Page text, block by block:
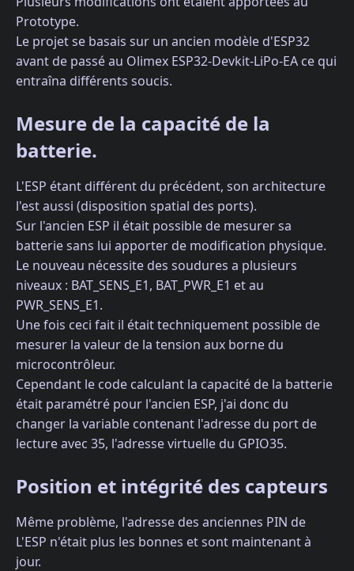
Prototype.
Le projet se basais sur un ancien modèle d'ESP32
avant de passé au Olimex ESP32-Devkit-LiPo-EA ce qui
entraîna différents soucis.
Mesure de la capacité de la
batterie.
L'ESP étant différent du précédent, son architecture
l'est aussi (disposition spatial des ports).
Sur l'ancien ESP il était possible de mesurer sa
batterie sans lui apporter de modification physique.
Le nouveau nécessite des soudures a plusieurs
niveaux : BAT_SENS_E1, BAT_PWR_E1 et au
PWR_SENS_E1.
Une fois ceci fait il était techniquement possible de
mesurer la valeur de la tension aux borne du
microcontrôleur.
Cependant le code calculant la capacité de la batterie
était paramétré pour l'ancien ESP, j'ai donc du
changer la variable contenant l'adresse du port de
lecture avec 35, l'adresse virtuelle du GPIO35.
Position et intégrité des capteurs
Même problème, l'adresse des anciennes PIN de
L'ESP n'était plus les bonnes et sont maintenant à
jour.